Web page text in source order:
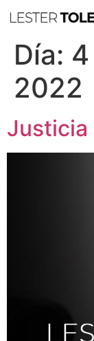
Día:
2022
Justicia